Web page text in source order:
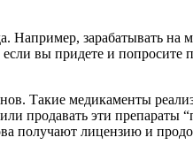
Например, зарабатывать
вы придете и попросите
Такие медикаменты
продавать эти
получают лицензию и